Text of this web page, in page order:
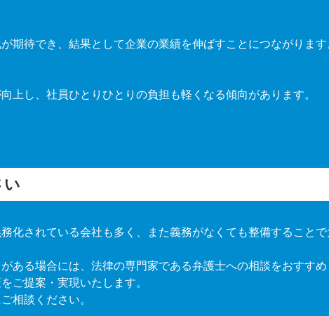
待でき、結果として企業の業績を伸ばすことにつながります
上し、社員ひとりひとりの負担も軽くなる傾向があります。
い
化されている会社も多く、また義務がなくても整備すること
る場合には、法律の専門家である弁護士への相談をおすすめ
ご提案・実現いたします。
相談ください。